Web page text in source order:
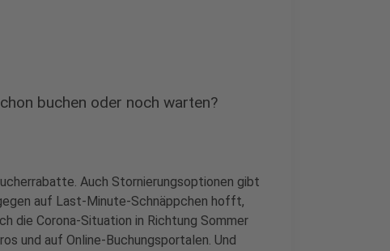
buchen oder noch warten?
Auch Stornierungsoptionen gibt
auf Last-Minute-Schnäppchen hofft,
die Corona-Situation in Richtung Sommer
und auf Online-Buchungsportalen. Und